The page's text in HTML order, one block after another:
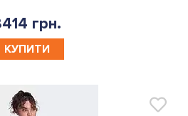
грн.
КУПИТИ